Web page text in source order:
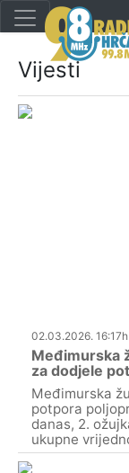
Vijesti
02.03.2026. 16:17h
Međimurska
za dodjele
Međimurska
potpora
danas, 2.
ukupne